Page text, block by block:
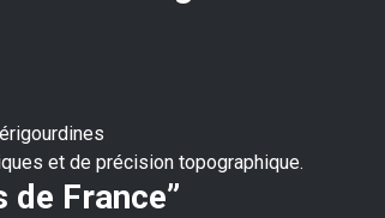
et de précision topographique.
France”